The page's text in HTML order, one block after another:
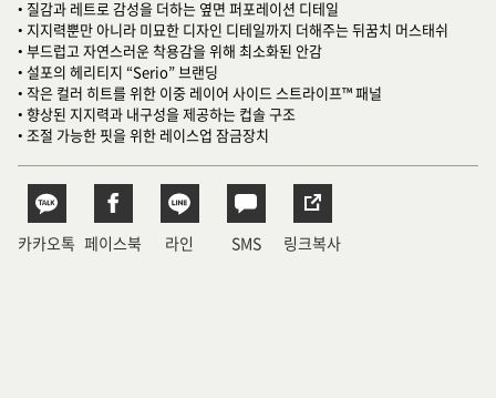
• 질감과 레트로 감성을 더하는 옆면 퍼포레이션 디테일
• 지지력뿐만 아니라 미묘한 디자인 디테일까지 더해주는 뒤꿈치 머스태쉬
• 부드럽고 자연스러운 착용감을 위해 최소화된 안감
• 설포의 헤리티지 “Serio” 브랜딩
• 작은 컬러 히트를 위한 이중 레이어 사이드 스트라이프™ 패널
• 향상된 지지력과 내구성을 제공하는 컵솔 구조
• 조절 가능한 핏을 위한 레이스업 잠금장치
카카오톡 페이스북 라인 SMS 링크복사